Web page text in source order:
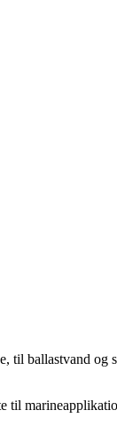
til ballastvand og
til